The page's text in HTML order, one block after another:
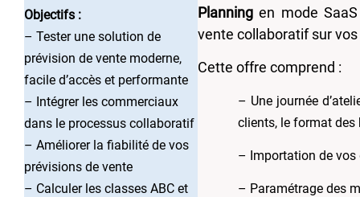
Objectifs :
– Tester une solution de
prévision de vente moderne,
facile d’accès et performante
– Intégrer les commerciaux
dans le processus collaboratif
– Améliorer la fiabilité de vos
prévisions de vente
– Calculer les classes ABC et
Planning en mode
vente collaboratif sur
Cette offre comprend :
– Une journée
clients, le format des
– Importation de
– Paramétrage des